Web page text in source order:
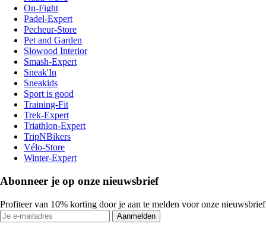
On-Fight
Padel-Expert
Pecheur-Store
Pet and Garden
Slowood Interior
Smash-Expert
Sneak'In
Sneakids
Sport is good
Training-Fit
Trek-Expert
Triathlon-Expert
TripNBikers
Vélo-Store
Winter-Expert
Abonneer je op onze nieuwsbrief
Profiteer van 10% korting door je aan te melden voor onze nieuwsbrief
Aanmelden